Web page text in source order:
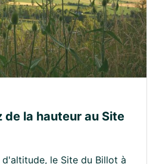
de la hauteur au Site
le Site du Billot à